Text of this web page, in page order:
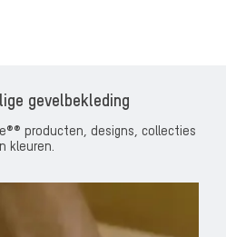
gevelbekleding
producten, designs, collecties
kleuren.